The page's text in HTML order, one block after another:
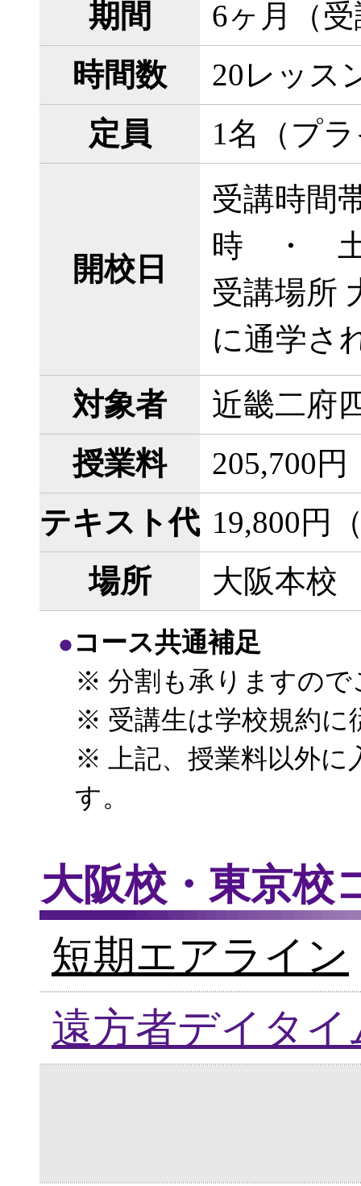
期間
6ヶ月（
時間数
20レッス
定員
1名（プ
開校日
受講時間
時 ・ 土
受講場所
に通学さ
対象者
近畿二府
授業料
205,700
テキスト代 19,800円
場所
大阪本校
コース共通補足
※ 分割も承りますので
※ 受講生は学校規約に
※ 上記、授業料以外に
す。
大阪校・東京校
短期エアライン
遠方者デイタ